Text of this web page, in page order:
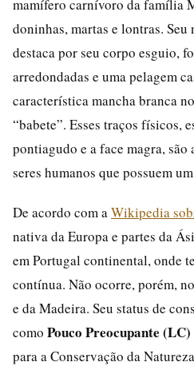
mamífero carnívoro da família
doninhas, martas e lontras.
destaca por seu corpo esguio,
arredondadas e uma pelagem
característica mancha branca
“babete”. Esses traços físicos,
pontiagudo e a face magra, são
seres humanos que possuem
De acordo com a Wikipedia
nativa da Europa e partes da
em Portugal continental, onde
contínua. Não ocorre, porém,
e da Madeira. Seu status de
como Pouco Preocupante (LC)
para a Conservação da